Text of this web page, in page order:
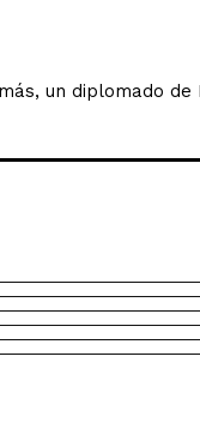
un diplomado de